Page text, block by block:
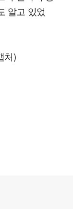
알고 있었
처)